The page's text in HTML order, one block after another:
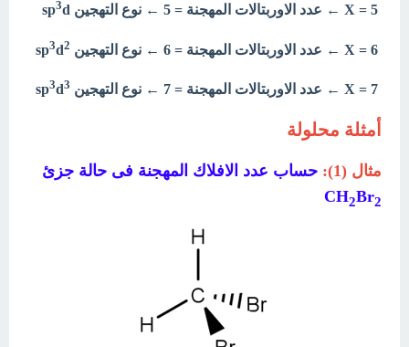
3d
3d2
3d3
أمثلة محلولة
مثال (1):
حساب عدد الافلاك المهجنة فى حالة جزئ
CH2Br2